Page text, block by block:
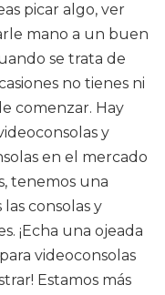
picar algo, ver
mano a un buen
se trata de
no tienes ni
comenzar. Hay
y
en el mercado
tenemos una
consolas y
¡Echa una ojeada
videoconsolas
Estamos más